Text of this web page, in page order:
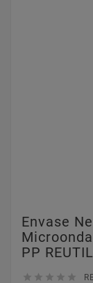
Envase
PP
    